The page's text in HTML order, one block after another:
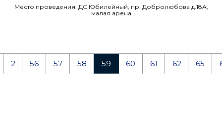
Место проведения: ДС Юбилейный, пр. Добролюбова д.18А,
малая арена
2 56 57 58 59 60 61 62 65